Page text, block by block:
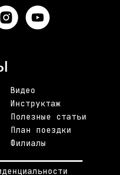
Видео
Инструктаж
Полезные статьи
План поездки
Филиалы